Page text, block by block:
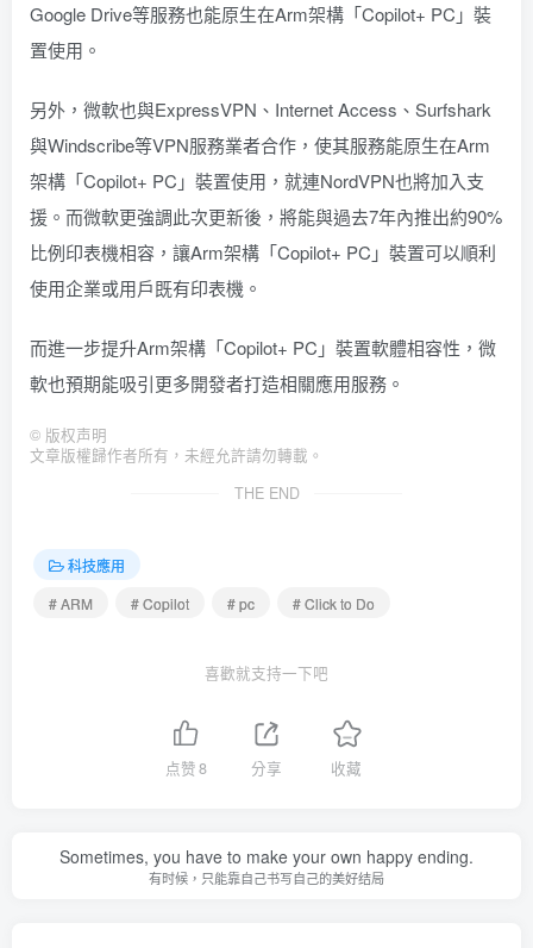
Google Drive等服務也能原生在Arm架構「Copilot+ PC」裝
置使用。
另外，微軟也與ExpressVPN、Internet Access、Surfshark
與Windscribe等VPN服務業者合作，使其服務能原生在Arm
架構「Copilot+ PC」裝置使用，就連NordVPN也將加入支
援。而微軟更強調此次更新後，將能與過去7年內推出約90%
比例印表機相容，讓Arm架構「Copilot+ PC」裝置可以順利
使用企業或用戶既有印表機。
而進一步提升Arm架構「Copilot+ PC」裝置軟體相容性，微
軟也預期能吸引更多開發者打造相關應用服務。
© 版权声明
文章版權歸作者所有，未經允許請勿轉載。
THE END
科技應用
# ARM
# Copilot # pc # Click to Do
喜歡就支持一下吧
点赞8 分享 收藏
Sometimes, you have to make your own happy ending.
有时候，只能靠自己书写自己的美好结局